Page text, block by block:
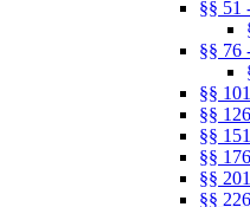
§§ 51
§§ 76
§§
§§
§§
§§
§§
§§